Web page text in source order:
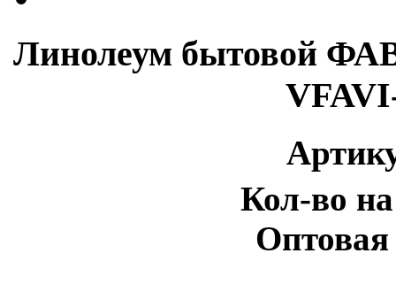
Линолеум бытовой
Кол-во